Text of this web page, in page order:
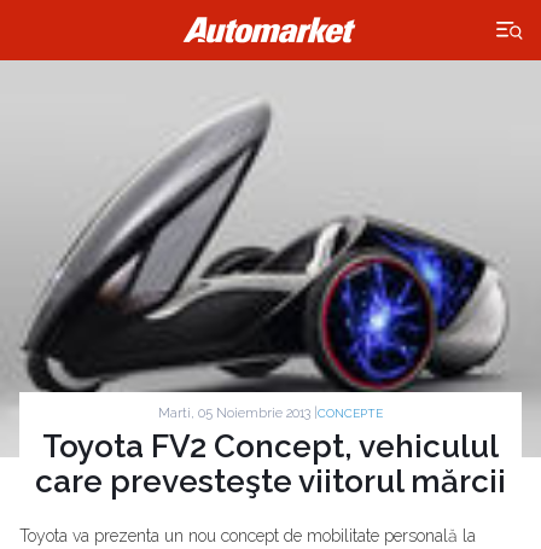
×
Marti, 05 Noiembrie 2013 | CONCEPTE
Toyota FV2 Concept, vehiculul
care prevesteşte viitorul mărcii
Toyota va prezenta un nou concept de mobilitate personală la